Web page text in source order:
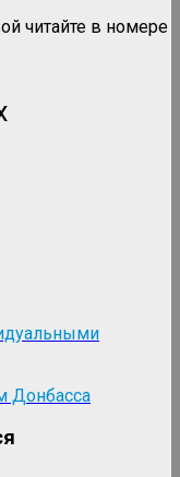
читайте в номере
Донбасса